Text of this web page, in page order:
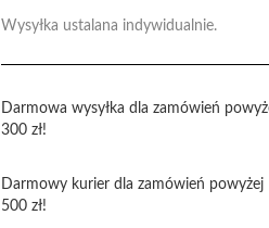
Wysyłka ustalana indywidualnie.
Darmowa wysyłka dla zamówień
300 zł!
Darmowy kurier dla zamówień powyżej
500 zł!